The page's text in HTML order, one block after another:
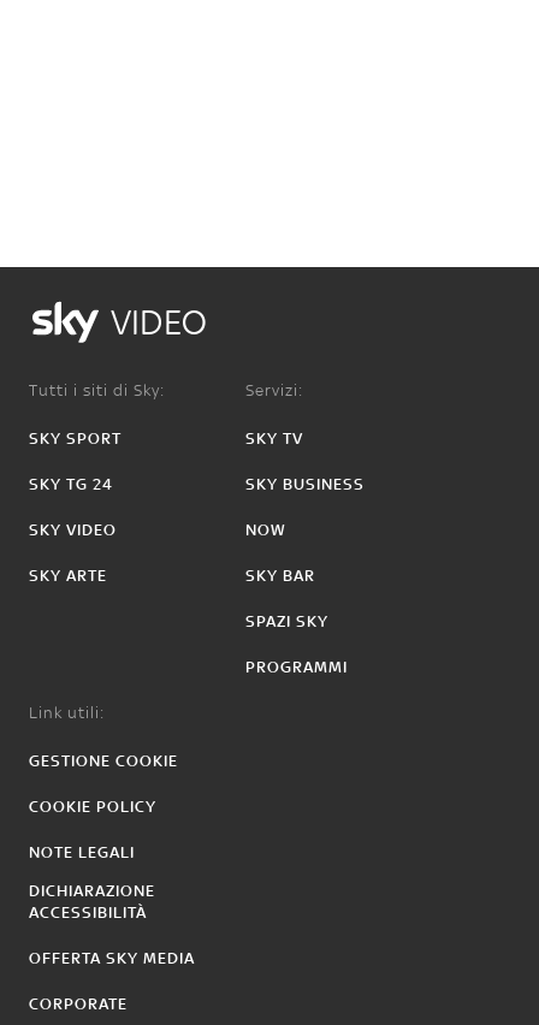
VIDEO
Tutti i siti di Sky:
SKY SPORT
SKY TG 24
SKY VIDEO
SKY ARTE
Servizi:
SKY TV
SKY BUSINESS
NOW
SKY BAR
SPAZI SKY
PROGRAMMI
Link utili:
GESTIONE COOKIE
COOKIE POLICY
NOTE LEGALI
DICHIARAZIONE
ACCESSIBILITÀ
OFFERTA SKY MEDIA
CORPORATE